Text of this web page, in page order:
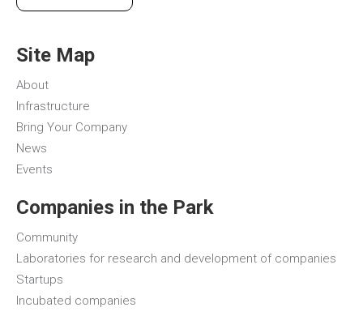
Site Map
About
Infrastructure
Bring Your Company
News
Events
Companies in the Park
Community
Laboratories for research and development of companies
Startups
Incubated companies